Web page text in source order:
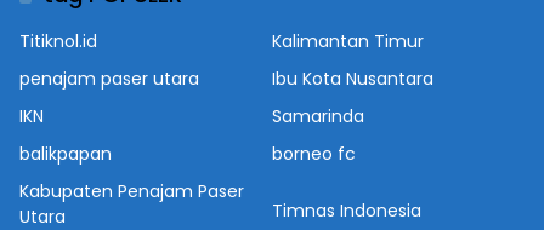
Titiknol.id
Kalimantan Timur
penajam paser utara
Ibu Kota Nusantara
IKN
Samarinda
balikpapan
borneo fc
Kabupaten Penajam Paser
Utara
Timnas Indonesia